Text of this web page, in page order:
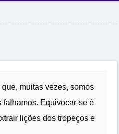
muitas vezes, somos
falhamos. Equivocar-se é
lições dos tropeços e